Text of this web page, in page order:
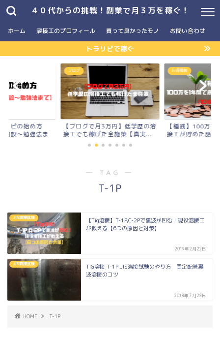
４０代からの挑戦！副業で月３万を稼ぐ！
ホーム 溶接工のプロフィール 買って良かったモノ お問い合わせ
トラリピで稼ぐ
円】低学歴の溶
全施策【真実...
お得情報
【種銭】100万を1年間で底辺溶
接工が貯めた話【10個の...
2023年版
【2023年版】人
ったモノまとめ
― TAG ―
T-1P
JIS溶接試験
【Tig溶接】T-1P,C-2Pで裏波が凹む！現役溶接工
が教える【6つの原因と対策】
2019年2月22日
JIS溶接試験
TIG溶接 T-1P JIS溶接試験のやり方 固定配管裏
波溶接のコツ
2018年7月28日
HOME T-1P